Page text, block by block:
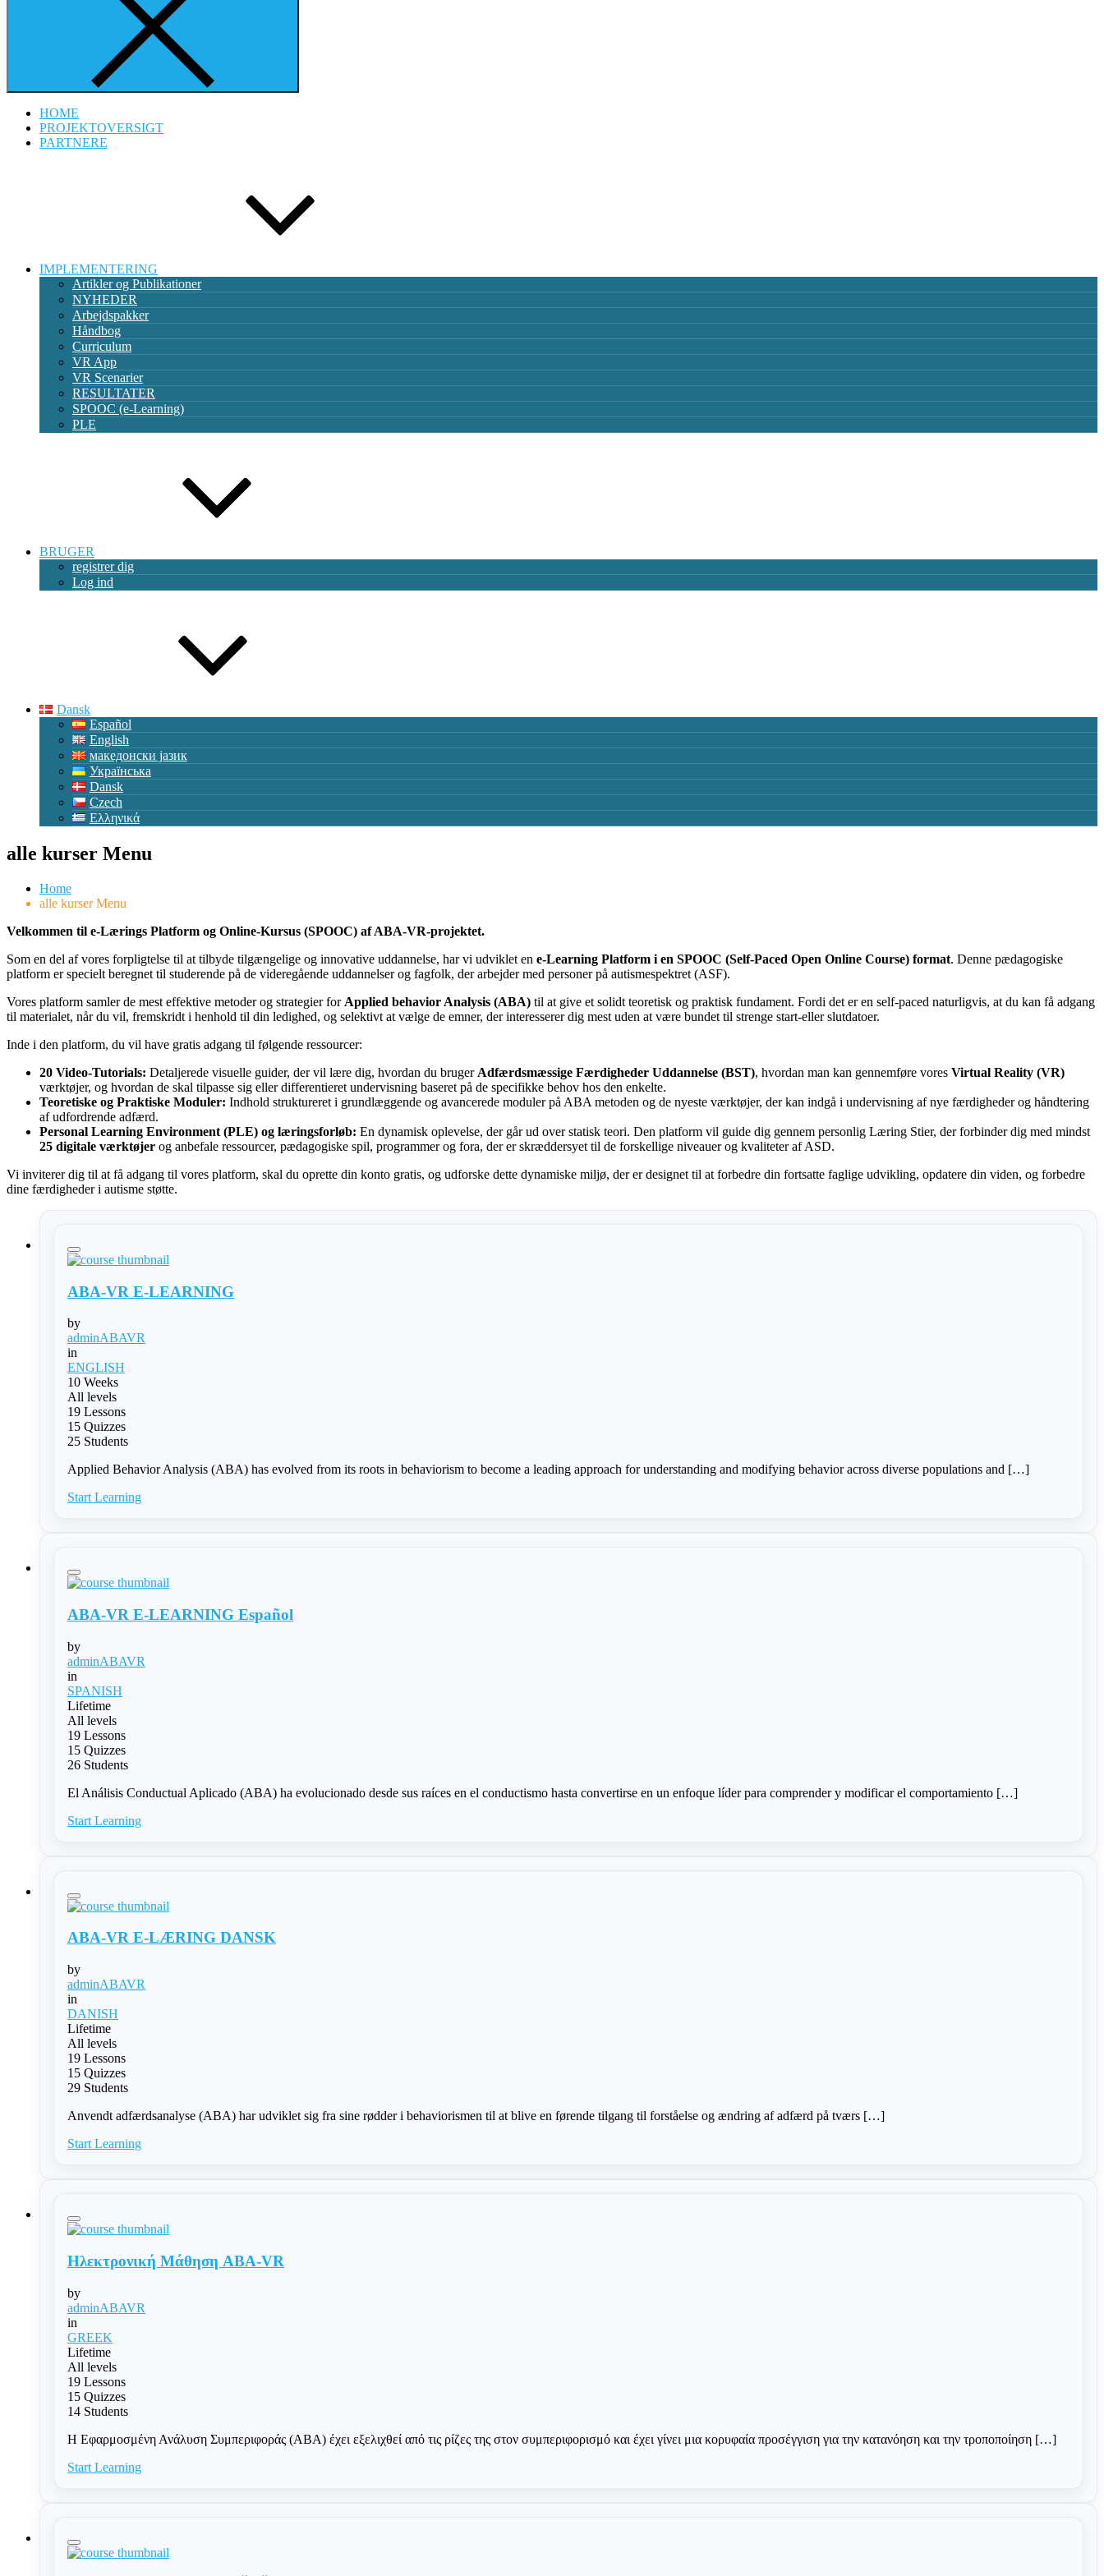
HOME
PROJEKTOVERSIGT
PARTNERE
IMPLEMENTERING
Artikler og Publikationer
NYHEDER
Arbejdspakker
Håndbog
Curriculum
VR App
VR Scenarier
RESULTATER
SPOOC (e-Learning)
PLE
BRUGER
registrer dig
Log ind
Dansk
Español
English
македонски јазик
Українська
Dansk
Czech
Ελληνικά
alle kurser Menu
Home
alle kurser Menu
Velkommen til e-Lærings Platform og Online-Kursus (SPOOC) af ABA-VR-projektet.
Som en del af vores forpligtelse til at tilbyde tilgængelige og innovative uddannelse, har vi udviklet en e-Learning Platform i en SPOOC (Self-Paced Open Online Course) format. Denne pædagogiske
platform er specielt beregnet til studerende på de videregående uddannelser og fagfolk, der arbejder med personer på autismespektret (ASF).
Vores platform samler de mest effektive metoder og strategier for Applied behavior Analysis (ABA) til at give et solidt teoretisk og praktisk fundament. Fordi det er en self-paced naturligvis, at du kan få adgang
til materialet, når du vil, fremskridt i henhold til din ledighed, og selektivt at vælge de emner, der interesserer dig mest uden at være bundet til strenge start-eller slutdatoer.
Inde i den platform, du vil have gratis adgang til følgende ressourcer:
20 Video-Tutorials: Detaljerede visuelle guider, der vil lære dig, hvordan du bruger Adfærdsmæssige Færdigheder Uddannelse (BST), hvordan man kan gennemføre vores Virtual Reality (VR)
værktøjer, og hvordan de skal tilpasse sig eller differentieret undervisning baseret på de specifikke behov hos den enkelte.
Teoretiske og Praktiske Moduler: Indhold struktureret i grundlæggende og avancerede moduler på ABA metoden og de nyeste værktøjer, der kan indgå i undervisning af nye færdigheder og håndtering
af udfordrende adfærd.
Personal Learning Environment (PLE) og læringsforløb: En dynamisk oplevelse, der går ud over statisk teori. Den platform vil guide dig gennem personlig Læring Stier, der forbinder dig med mindst
25 digitale værktøjer og anbefale ressourcer, pædagogiske spil, programmer og fora, der er skræddersyet til de forskellige niveauer og kvaliteter af ASD.
Vi inviterer dig til at få adgang til vores platform, skal du oprette din konto gratis, og udforske dette dynamiske miljø, der er designet til at forbedre din fortsatte faglige udvikling, opdatere din viden, og forbedre
dine færdigheder i autisme støtte.
ABA-VR E-LEARNING
by
adminABAVR
in
ENGLISH
10 Weeks
All levels
19 Lessons
15 Quizzes
25 Students
Applied Behavior Analysis (ABA) has evolved from its roots in behaviorism to become a leading approach for understanding and modifying behavior across diverse populations and […]
Start Learning
ABA-VR E-LEARNING Español
by
adminABAVR
in
SPANISH
Lifetime
All levels
19 Lessons
15 Quizzes
26 Students
El Análisis Conductual Aplicado (ABA) ha evolucionado desde sus raíces en el conductismo hasta convertirse en un enfoque líder para comprender y modificar el comportamiento […]
Start Learning
ABA-VR E-LÆRING DANSK
by
adminABAVR
in
DANISH
Lifetime
All levels
19 Lessons
15 Quizzes
29 Students
Anvendt adfærdsanalyse (ABA) har udviklet sig fra sine rødder i behaviorismen til at blive en førende tilgang til forståelse og ændring af adfærd på tværs […]
Start Learning
Ηλεκτρονική Μάθηση ABA-VR
by
adminABAVR
in
GREEK
Lifetime
All levels
19 Lessons
15 Quizzes
14 Students
Η Εφαρμοσμένη Ανάλυση Συμπεριφοράς (ABA) έχει εξελιχθεί από τις ρίζες της στον συμπεριφορισμό και έχει γίνει μια κορυφαία προσέγγιση για την κατανόηση και την τροποποίηση […]
Start Learning